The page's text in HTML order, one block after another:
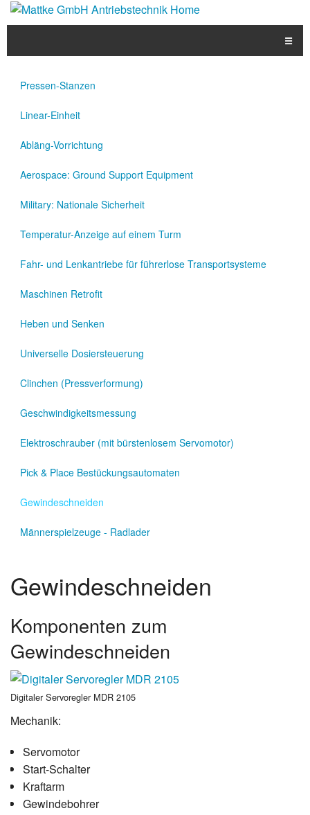
☰
EN
DE
Pressen-Stanzen
Linear-Einheit
Abläng-Vorrichtung
Aerospace: Ground Support Equipment
Military: Nationale Sicherheit
Temperatur-Anzeige auf einem Turm
Fahr- und Lenkantriebe für führerlose Transportsysteme
Maschinen Retrofit
Heben und Senken
Universelle Dosiersteuerung
Clinchen (Pressverformung)
Geschwindigkeitsmessung
Elektroschrauber (mit bürstenlosem Servomotor)
Pick & Place Bestückungsautomaten
Gewindeschneiden
Männerspielzeuge - Radlader
Gewindeschneiden
Komponenten zum
Gewindeschneiden
Digitaler Servoregler MDR 2105
Mechanik:
Servomotor
Start-Schalter
Kraftarm
Gewindebohrer